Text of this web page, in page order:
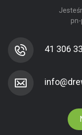
41 306